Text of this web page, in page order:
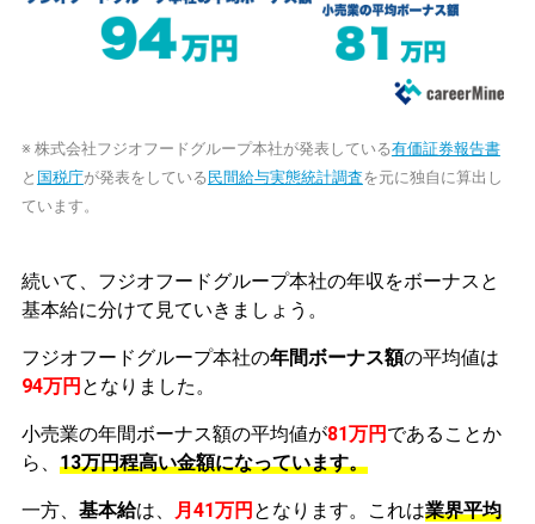
※ 株式会社フジオフードグループ本社が発表している有価証券報告書
と 国税庁が発表をしている 民間給与実態統計調査を元に独自に算出し
ています。
続いて、フジオフードグループ本社の年収をボーナスと
基本給に分けて見ていきましょう。
フジオフードグループ本社の年間ボーナス額の平均値は
94万円 となりました。
小売業の年間ボーナス額の平均値が81万円 であることか
ら、 13万円程高い金額になっています。
一方、 基本給は、 月41万円 となります。これは業界平均